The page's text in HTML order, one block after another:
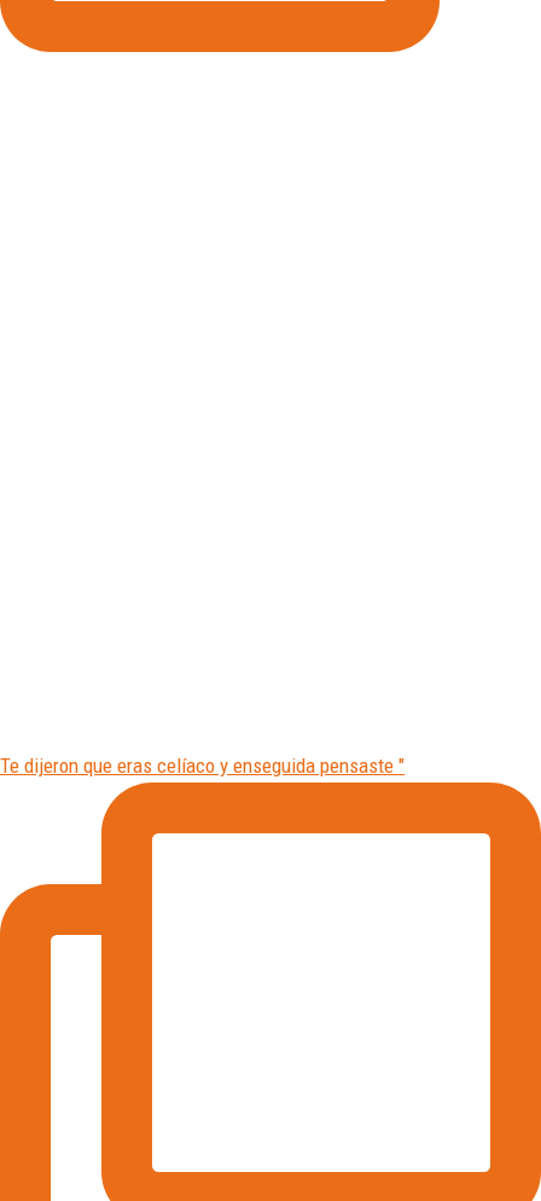
Te dijeron que eras celíaco y enseguida pensaste "